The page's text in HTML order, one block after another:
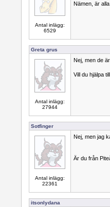
Antal inlägg:
6529
Nämen, är
Greta grus
Antal inlägg:
27944
Nej, men de
Vill du hjälpa
Sotfinger
Antal inlägg:
22361
Nej, men jag
Är du från
itsonlydana